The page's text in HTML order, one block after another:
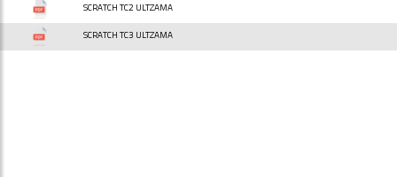
SCRATCH TC2 ULTZAMA
SCRATCH TC3 ULTZAMA